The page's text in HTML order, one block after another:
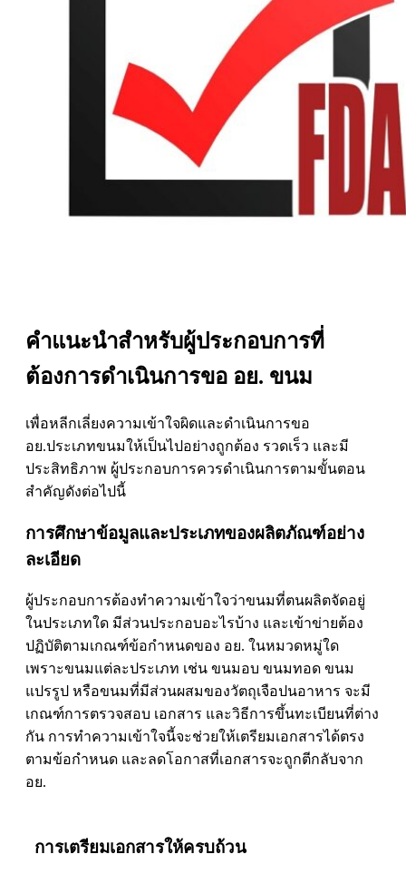
คำแนะนำสำหรับผู้ประกอบการที่
ต้องการดำเนินการขอ อย. ขนม
เพื่อหลีกเลี่ยงความเข้าใจผิดและดำเนินการขอ
อย.ประเภทขนมให้เป็นไปอย่างถูกต้อง รวดเร็ว และมี
ประสิทธิภาพ ผู้ประกอบการควรดำเนินการตามขั้นตอน
สำคัญดังต่อไปนี้
การศึกษาข้อมูลและประเภทของผลิตภัณฑ์อย่าง
ละเอียด
ผู้ประกอบการต้องทำความเข้าใจว่าขนมที่ตนผลิตจัดอยู่
ในประเภทใด มีส่วนประกอบอะไรบ้าง และเข้าข่ายต้อง
ปฏิบัติตามเกณฑ์ข้อกำหนดของ อย. ในหมวดหมู่ใด
เพราะขนมแต่ละประเภท เช่น ขนมอบ ขนมทอด ขนม
แปรรูป หรือขนมที่มีส่วนผสมของวัตถุเจือปนอาหาร จะมี
เกณฑ์การตรวจสอบ เอกสาร และวิธีการขึ้นทะเบียนที่ต่าง
กัน การทำความเข้าใจนี้จะช่วยให้เตรียมเอกสารได้ตรง
ตามข้อกำหนด และลดโอกาสที่เอกสารจะถูกตีกลับจาก
อย.
การเตรียมเอกสารให้ครบถ้วน